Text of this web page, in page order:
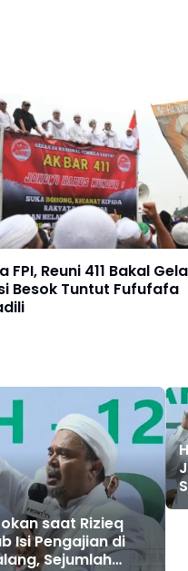
FPI, Reuni 411 Bakal
Besok Tuntut Fufufafa
saat Rizieq
Isi Pengajian di
Sejumlah